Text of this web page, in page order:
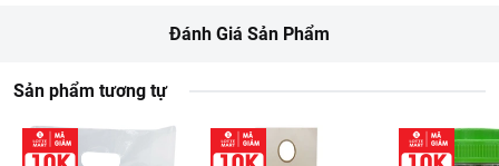
Đánh Giá Sản Phẩm
Sản phẩm tương tự